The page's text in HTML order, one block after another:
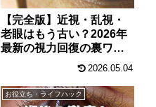
【完全版】近視・乱視・
老眼はもう古い？2026年
最新の視力回復の裏ワザ
2026.05.04
お役立ち・ライフハック